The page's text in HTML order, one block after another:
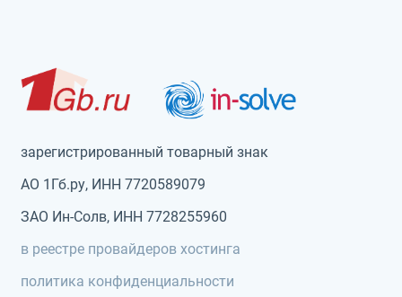
зарегистрированный товарный знак
АО 1Гб.ру, ИНН 7720589079
ЗАО Ин-Солв, ИНН 7728255960
в реестре провайдеров хостинга
политика конфиденциальности